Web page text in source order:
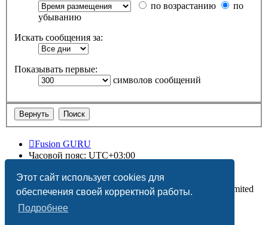
Этот сайт использует cookies для
обеспечения своей корректной работы.
Подробнее
по возрастанию
по
убыванию
Искать сообщения за:
Показывать первые:
символов сообщений
Fusion GURU
Часовой пояс: UTC+03:00
Создано на основеphpBB® Forum Software © phpBB Limited